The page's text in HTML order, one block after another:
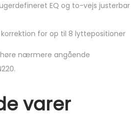
EQ og to-vejs justerbar
for op til 8 lyttepositioner
nærmere angående
varer